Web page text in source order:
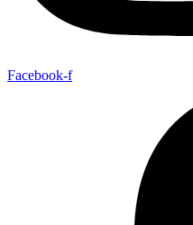
Facebook-f